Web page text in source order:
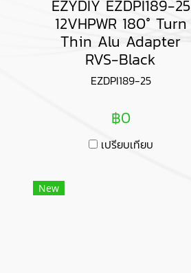
EZYDIY EZDPI189-25
12VHPWR 180° Turn
Thin Alu Adapter
RVS-Black
EZDPI189-25
฿0
เปรียบเทียบ
New